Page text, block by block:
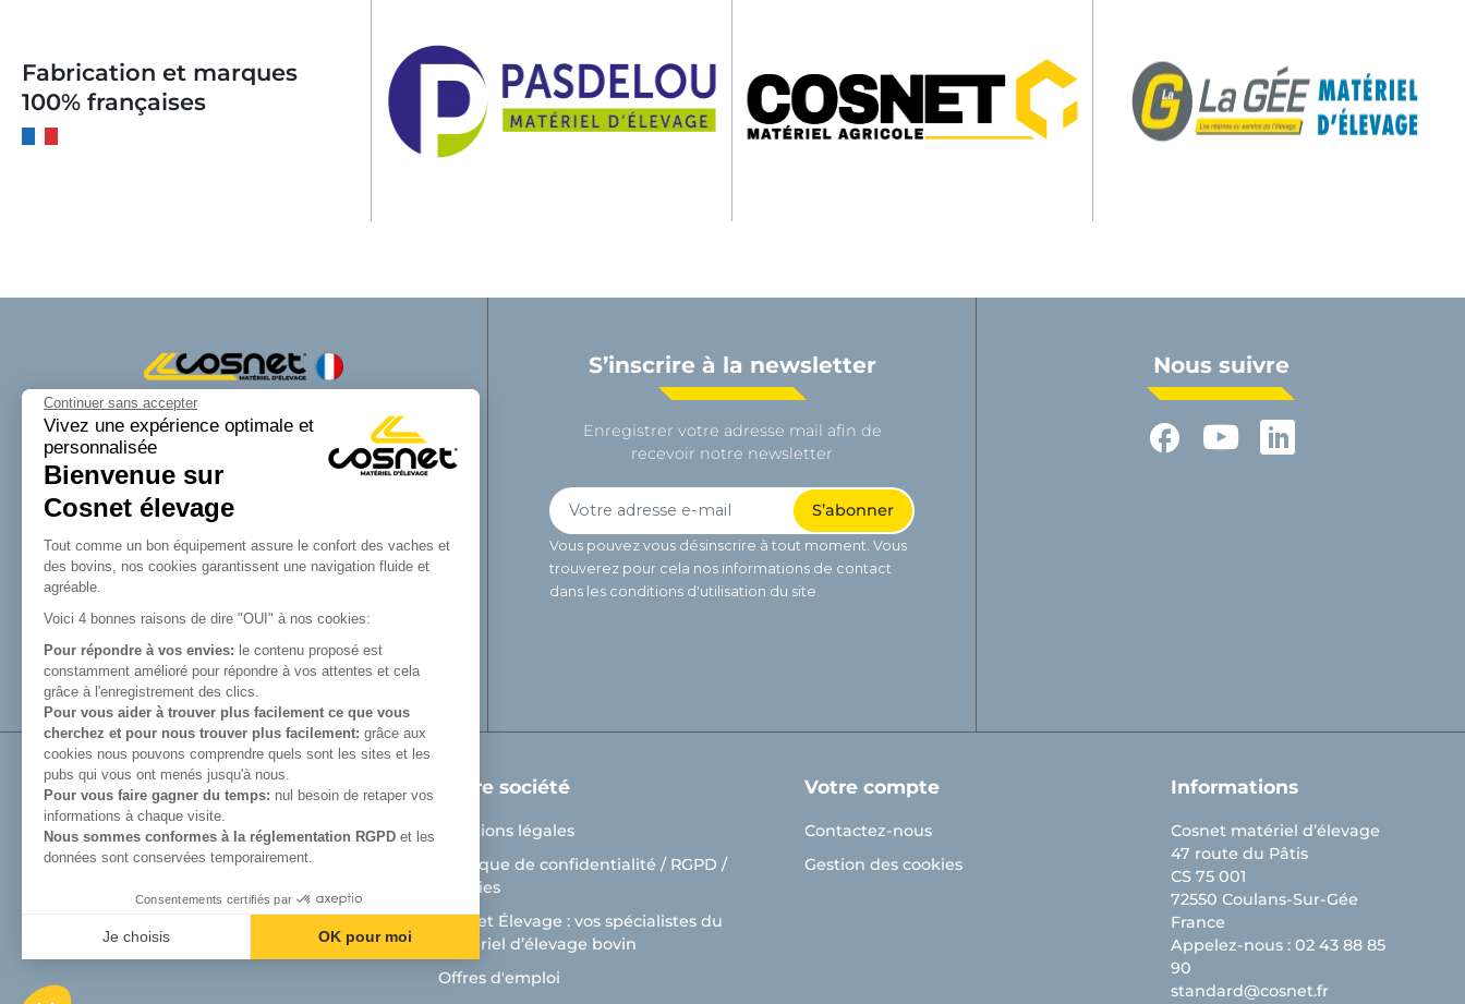
Continuer sans accepter
Vivez une expérience optimale et
personnalisée
Bienvenue sur
Cosnet élevage
Tout comme un bon équipement assure le confort des vaches et
des bovins, nos cookies garantissent une navigation fluide et
agréable.
Voici 4 bonnes raisons de dire "OUI" à nos cookies:
Pour répondre à vos envies: le contenu proposé est
constamment amélioré pour répondre à vos attentes et cela
grâce à l'enregistrement des clics.
Pour vous aider à trouver plus facilement ce que vous
cherchez et pour nous trouver plus facilement: grâce aux
cookies nous pouvons comprendre quels sont les sites et les
pubs qui vous ont menés jusqu'à nous.
Pour vous faire gagner du temps: nul besoin de retaper vos
informations à chaque visite.
Nous sommes conformes à la réglementation RGPD et les
données sont conservées temporairement.
Consentements certifiés par
Je choisis
OK pour moi
Plateforme de Gestion du Consentement : Personnalisez vos Options
Fabrication et marques
100% françaises
Cosnet matériel d’élevage est une marque
de la SAS Cosnet. Spécialisée dans la
conception et la fabrication d’équipements
tubulaires pour les bâtiments d’élevage.
Reconnue pour son savoir-faire dans la
fabrication de râteliers de prairie de
barrières, de cornadis et de logettes.
Avec Cosnet, vous faîtes le choix d’un
innovant et de qualité. Vous trouverez tout
le nécessaire pour équiper votre bâtiment
d’élevage.
S’inscrire à la newsletter
Enregistrer votre adresse mail afin de
recevoir notre newsletter
Vous pouvez vous désinscrire à tout moment. Vous
trouverez pour cela nos informations de contact
dans les conditions d'utilisation du site.
Nous suivre
Produits
Matériel de prairie
Auges
Aménagement bâtiment d'élevage bovin
Aménagement bâtiment veaux
Notre société
Mentions légales
Politique de confidentialité / RGPD /
Cookies
Cosnet Élevage : vos spécialistes du
matériel d’élevage bovin
Offres d'emploi
Votre compte
Contactez-nous
Gestion des cookies
Informations
Cosnet matériel d’élevage
47 route du Pâtis
CS 75 001
72550 Coulans-Sur-Gée
France
Appelez-nous : 02 43 88 85
90
standard@cosnet.fr